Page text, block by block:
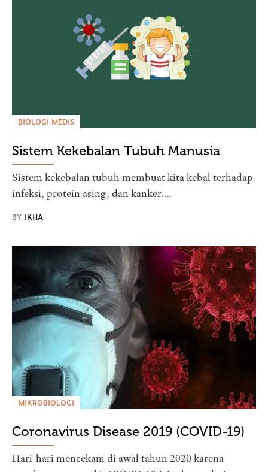
BIOLOGI MEDIS
Sistem Kekebalan Tubuh Manusia
Sistem kekebalan tubuh membuat kita kebal terhadap
infeksi, protein asing, dan kanker.…
BY IKHA
MIKROBIOLOGI
Coronavirus Disease 2019 (COVID-19)
Hari-hari mencekam di awal tahun 2020 karena